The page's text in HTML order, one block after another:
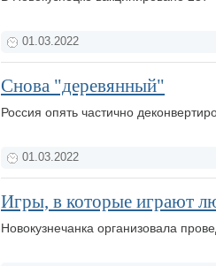
01.03.2022
Снова "деревянный"
Россия опять частично
01.03.2022
Игры, в которые играют
Новокузнечанка организовала